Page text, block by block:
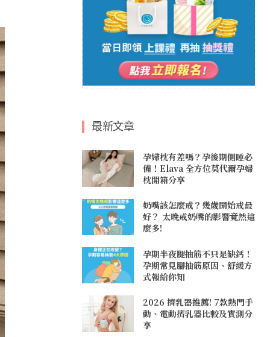
最新文章
孕婦枕有差嗎？孕後期側睡必
備！Elava 全方位莫代爾孕婦
枕開箱分享
奶嘴該怎麼戒？幾歲開始戒最
好？ 太晚戒奶嘴的影響竟然這
麼多!
孕期半夜腿抽筋不只是缺鈣！
孕期常見腳抽筋原因、舒緩方
式報給你知
2026 擠乳器推薦! 7款熱門手
動、電動擠乳器比較及實測分
享